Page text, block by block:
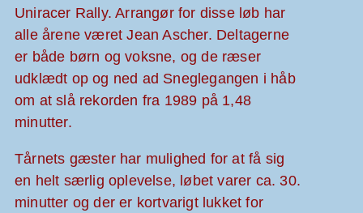
Uniracer Rally. Arrangør for disse løb har
alle årene været Jean Ascher. Deltagerne
er både børn og voksne, og de ræser
udklædt op og ned ad Sneglegangen i håb
om at slå rekorden fra 1989 på 1,48
minutter.
Tårnets gæster har mulighed for at få sig
en helt særlig oplevelse, løbet varer ca. 30.
minutter og der er kortvarigt lukket for